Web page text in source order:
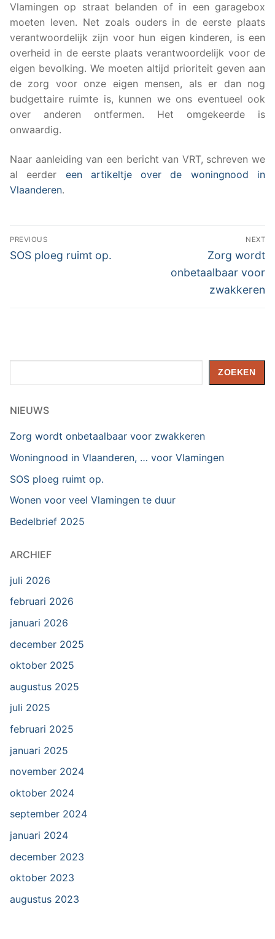
Vlamingen op straat belanden of in een garagebox
moeten leven. Net zoals ouders in de eerste plaats
verantwoordelijk zijn voor hun eigen kinderen, is een
overheid in de eerste plaats verantwoordelijk voor de
eigen bevolking. We moeten altijd prioriteit geven aan
de zorg voor onze eigen mensen, als er dan nog
budgettaire ruimte is, kunnen we ons eventueel ook
over anderen ontfermen. Het omgekeerde is
onwaardig.
Naar aanleiding van een bericht van VRT, schreven we
al eerder een artikeltje over de woningnood in
Vlaanderen.
Berichtnavigatie
PREVIOUS
Previous
SOS ploeg ruimt op.
NEXT
Next
post:
Zorg wordt
onbetaalbaar voor
zwakkeren
ZOEKEN
NIEUWS
Zorg wordt onbetaalbaar voor zwakkeren
Woningnood in Vlaanderen, … voor Vlamingen
SOS ploeg ruimt op.
Wonen voor veel Vlamingen te duur
Bedelbrief 2025
ARCHIEF
juli 2026
februari 2026
januari 2026
december 2025
oktober 2025
augustus 2025
juli 2025
februari 2025
januari 2025
november 2024
oktober 2024
september 2024
januari 2024
december 2023
oktober 2023
augustus 2023